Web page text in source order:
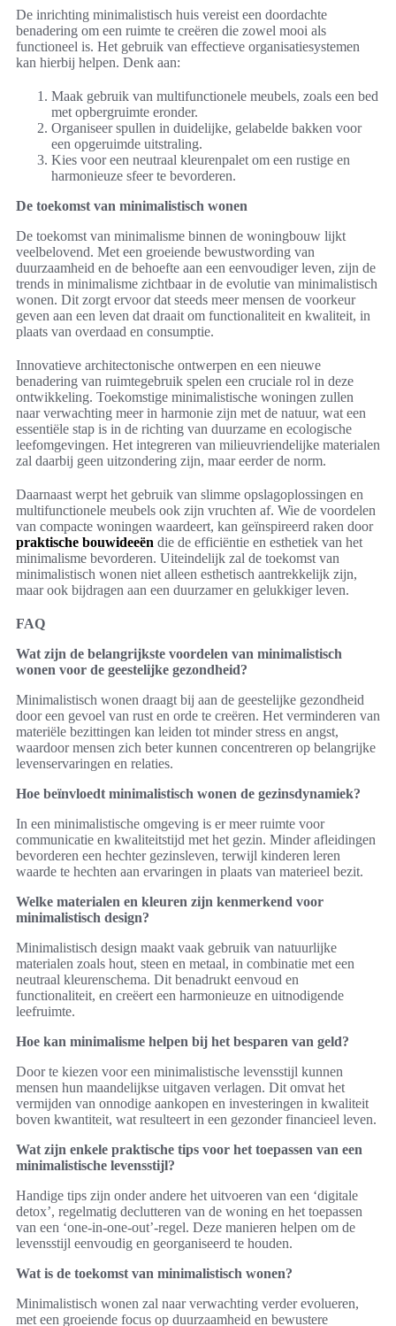
De inrichting minimalistisch huis vereist een doordachte
benadering om een ruimte te creëren die zowel mooi als
functioneel is. Het gebruik van effectieve organisatiesystemen
kan hierbij helpen. Denk aan:
Maak gebruik van multifunctionele meubels, zoals een bed
met opbergruimte eronder.
Organiseer spullen in duidelijke, gelabelde bakken voor
een opgeruimde uitstraling.
Kies voor een neutraal kleurenpalet om een rustige en
harmonieuze sfeer te bevorderen.
De toekomst van minimalistisch wonen
De toekomst van minimalisme binnen de woningbouw lijkt
veelbelovend. Met een groeiende bewustwording van
duurzaamheid en de behoefte aan een eenvoudiger leven, zijn de
trends in minimalisme zichtbaar in de evolutie van minimalistisch
wonen. Dit zorgt ervoor dat steeds meer mensen de voorkeur
geven aan een leven dat draait om functionaliteit en kwaliteit, in
plaats van overdaad en consumptie.
Innovatieve architectonische ontwerpen en een nieuwe
benadering van ruimtegebruik spelen een cruciale rol in deze
ontwikkeling. Toekomstige minimalistische woningen zullen
naar verwachting meer in harmonie zijn met de natuur, wat een
essentiële stap is in de richting van duurzame en ecologische
leefomgevingen. Het integreren van milieuvriendelijke materialen
zal daarbij geen uitzondering zijn, maar eerder de norm.
Daarnaast werpt het gebruik van slimme opslagoplossingen en
multifunctionele meubels ook zijn vruchten af. Wie de voordelen
van compacte woningen waardeert, kan geïnspireerd raken door
praktische bouwideeën die de efficiëntie en esthetiek van het
minimalisme bevorderen. Uiteindelijk zal de toekomst van
minimalistisch wonen niet alleen esthetisch aantrekkelijk zijn,
maar ook bijdragen aan een duurzamer en gelukkiger leven.
FAQ
Wat zijn de belangrijkste voordelen van minimalistisch
wonen voor de geestelijke gezondheid?
Minimalistisch wonen draagt bij aan de geestelijke gezondheid
door een gevoel van rust en orde te creëren. Het verminderen van
materiële bezittingen kan leiden tot minder stress en angst,
waardoor mensen zich beter kunnen concentreren op belangrijke
levenservaringen en relaties.
Hoe beïnvloedt minimalistisch wonen de gezinsdynamiek?
In een minimalistische omgeving is er meer ruimte voor
communicatie en kwaliteitstijd met het gezin. Minder afleidingen
bevorderen een hechter gezinsleven, terwijl kinderen leren
waarde te hechten aan ervaringen in plaats van materieel bezit.
Welke materialen en kleuren zijn kenmerkend voor
minimalistisch design?
Minimalistisch design maakt vaak gebruik van natuurlijke
materialen zoals hout, steen en metaal, in combinatie met een
neutraal kleurenschema. Dit benadrukt eenvoud en
functionaliteit, en creëert een harmonieuze en uitnodigende
leefruimte.
Hoe kan minimalisme helpen bij het besparen van geld?
Door te kiezen voor een minimalistische levensstijl kunnen
mensen hun maandelijkse uitgaven verlagen. Dit omvat het
vermijden van onnodige aankopen en investeringen in kwaliteit
boven kwantiteit, wat resulteert in een gezonder financieel leven.
Wat zijn enkele praktische tips voor het toepassen van een
minimalistische levensstijl?
Handige tips zijn onder andere het uitvoeren van een ‘digitale
detox’, regelmatig declutteren van de woning en het toepassen
van een ‘one-in-one-out’-regel. Deze manieren helpen om de
levensstijl eenvoudig en georganiseerd te houden.
Wat is de toekomst van minimalistisch wonen?
Minimalistisch wonen zal naar verwachting verder evolueren,
met een groeiende focus op duurzaamheid en bewustere